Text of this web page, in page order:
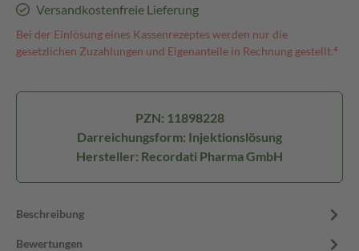
Versandkostenfreie Lieferung
Bei der Einlösung eines Kassenrezeptes werden nur die
gesetzlichen Zuzahlungen und Eigenanteile in Rechnung gestellt.⁴
PZN: 11898228
Darreichungsform: Injektionslösung
Hersteller: Recordati Pharma GmbH
Beschreibung
Bewertungen